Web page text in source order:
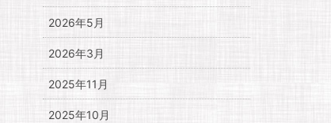
2026年5月
2026年3月
2025年11月
2025年10月